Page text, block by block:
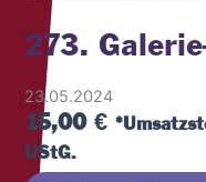
273.
23.05.2024
15,00€
UStG.